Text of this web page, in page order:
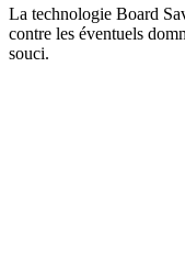
La technologie Board
contre les éventuels
souci.